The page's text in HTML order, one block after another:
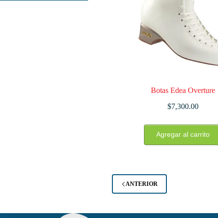
elegir
en
la
página
Botas Edea Overture
$7,300.00
Agregar al carrito
Este
producto
tiene
en
ANTERIOR